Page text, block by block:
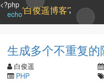
<?php
echo'白俊遥博客';
生成多个不重复
白俊遥
PHP